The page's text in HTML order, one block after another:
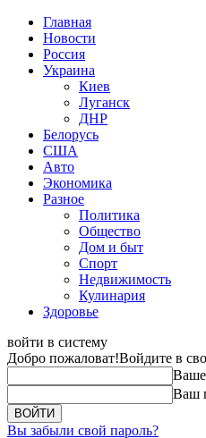
Главная
Новости
Россия
Украина
Киев
Луганск
ДНР
Белорусь
США
Авто
Экономика
Разное
Политика
Общество
Дом и быт
Спорт
Недвижимость
Кулинария
Здоровье
войти в систему
Добро пожаловат!Войдите в
Ваше
Ваш
Вы забыли свой пароль?